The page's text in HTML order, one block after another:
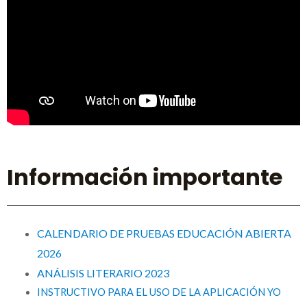
Información importante
CALENDARIO DE PRUEBAS EDUCACIÓN ABIERTA
2026
ANÁLISIS LITERARIO 2023
INSTRUCTIVO PARA EL USO DE LA APLICACIÓN YO